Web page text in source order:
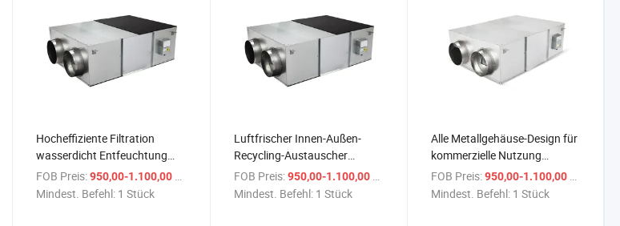
Hocheffiziente Filtration
wasserdicht Entfeuchtung
HRV Ventilator aus
umweltfreundlichem Material
FOB Preis: 950,00-1.100,00 $
Mindest. Befehl: 1 Stück
Luftfrischer Innen-Außen-
Recycling-Austauscher
Luftbehandlungseinheit
HVAC-System Erv Hrv Gebläse
FOB Preis: 950,00-1.100,00 $
Mindest. Befehl: 1 Stück
Alle Metallgehäuse-Design für
kommerzielle Nutzung
bidirektionaler Fluss
deckenmontierter Energie-
FOB Preis: 950,00-1.100,00 $
Mindest. Befehl: 1 Stück